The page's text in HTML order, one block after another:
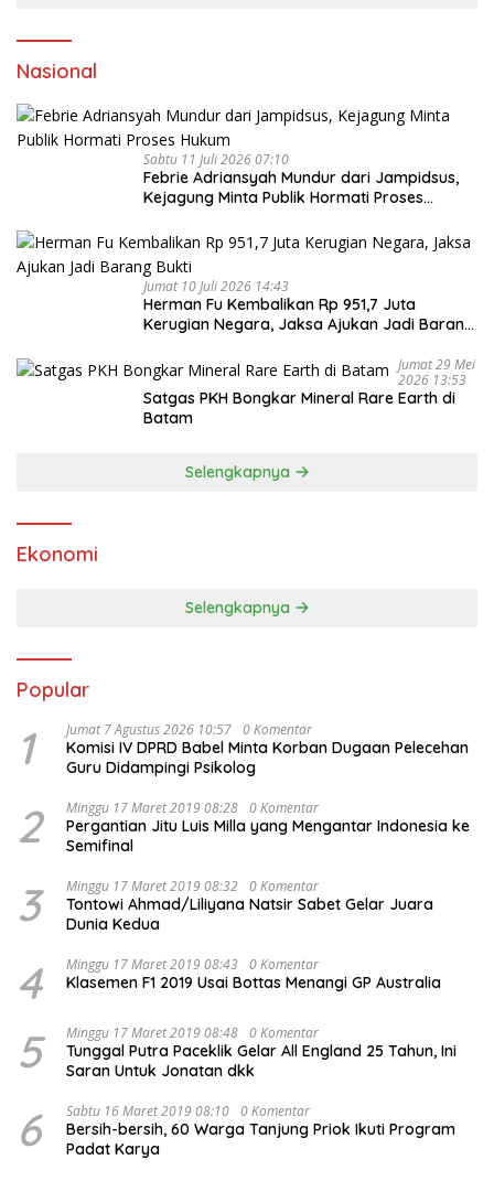
Nasional
Sabtu 11 Juli 2026 07:10
Febrie Adriansyah Mundur dari Jampidsus,
Kejagung Minta Publik Hormati Proses
Jumat 10 Juli 2026 14:43
Herman Fu Kembalikan Rp 951,7 Juta
Kerugian Negara, Jaksa Ajukan Jadi Barang
Jumat 29 Mei
2026 13:53
Satgas PKH Bongkar Mineral Rare Earth di
Selengkapnya
Ekonomi
Selengkapnya
Popular
1 Jumat 7 Agustus 2026 10:57 0 Komentar
Komisi IV DPRD Babel Minta Korban Dugaan Pelecehan
Guru Didampingi Psikolog
2 Minggu 17 Maret 2019 08:28 0 Komentar
Pergantian Jitu Luis Milla yang Mengantar Indonesia ke
Semifinal
3 Minggu 17 Maret 2019 08:32 0 Komentar
Tontowi Ahmad/Liliyana Natsir Sabet Gelar Juara
Dunia Kedua
4 Minggu 17 Maret 2019 08:43 0 Komentar
Klasemen F1 2019 Usai Bottas Menangi GP Australia
5 Minggu 17 Maret 2019 08:48 0 Komentar
Tunggal Putra Paceklik Gelar All England 25 Tahun, Ini
Saran Untuk Jonatan dkk
6 Sabtu 16 Maret 2019 08:10 0 Komentar
Bersih-bersih, 60 Warga Tanjung Priok Ikuti Program
Padat Karya